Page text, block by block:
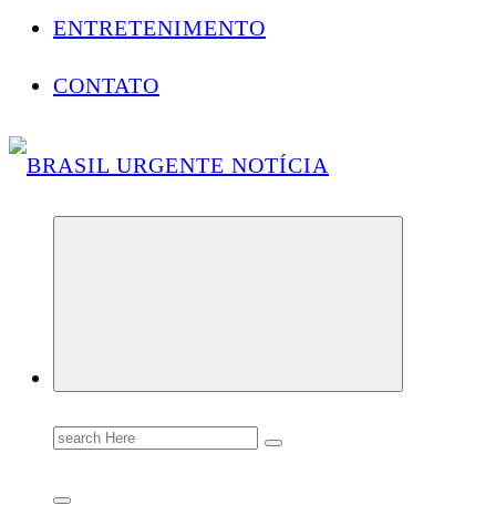
ENTRETENIMENTO
CONTATO
Search
for: